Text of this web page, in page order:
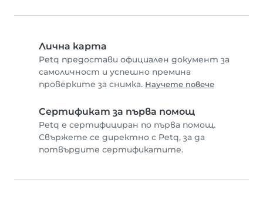
Лична карта
Petq предостави официален документ за
самоличност и успешно премина
проверките за снимка. Научете повече
Сертификат за първа помощ
Petq е сертифициран по първа помощ.
Свържете се директно с Petq, за да
потвърдите сертификатите.